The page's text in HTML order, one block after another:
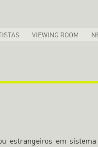
VIEWING ROOM
estrangeiros em